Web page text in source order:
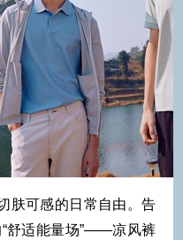
肤可感的日常自由。告
舒适能量场”——凉风裤